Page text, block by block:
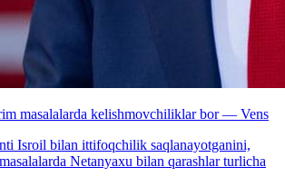
masalalarda kelishmovchiliklar bor — Vens
Isroil bilan ittifoqchilik saqlanayotganini,
Netanyaxu bilan qarashlar turlicha